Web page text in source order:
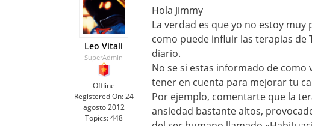
Leo Vitali
SuperAdmin
Offline
Registered On: 24
agosto 2012
Topics: 448
Hola Jimmy
La verdad es que yo no estoy
como puede influir las terapias de
diario.
No se si estas informado de como
tener en cuenta para mejorar tu
Por ejemplo, comentarte que la
ansiedad bastante altos,